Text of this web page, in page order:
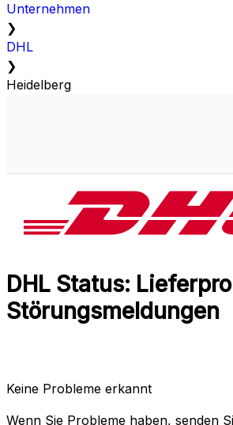
Unternehmen
❯
DHL
❯
Heidelberg
DHL Status:
Störungsmeldungen
Keine Probleme erkannt
Wenn Sie Probleme haben, senden